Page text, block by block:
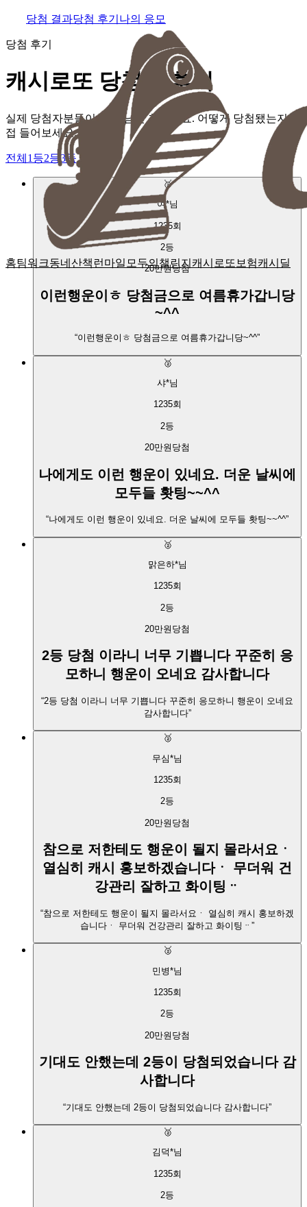
홈팀워크동네산책 런마일 모두의챌린지 캐시로또 보험캐시딜
당첨 결과당첨 후기 나의 응모
당첨 후기
캐시로또 당첨자 후기
실제 당첨자분들이 직접 남긴 후기예요. 어떻게 당첨됐는지 직
접 들어보세요.
전체 1등2등 3등
🥈
여*님
1235회
2등
20만원당첨
이런행운이ㅎ 당첨금으로 여름휴가갑니당
~^^
“이런행운이ㅎ 당첨금으로 여름휴가갑니당~^^”
🥈
샤*님
1235회
2등
20만원 당첨
나에게도 이런 행운이 있네요. 더운 날씨에
모두들 홧팅~~^^
“ 나에게도 이런 행운이 있네요. 더운 날씨에 모두들 홧팅~~^^”
🥈
맑은하*님
1235회
2등
20만원 당첨
2등 당첨 이라니 너무 기쁩니다 꾸준히 응
모하니 행운이 오네요 감사합니다
“2등 당첨 이라니 너무 기쁩니다 꾸준히 응모하니 행운이 오네요
감사합니다”
🥈
무심*님
1235회
2등
20만원 당첨
참으로 저한테도 행운이 될지 몰라서요ㆍ
열심히 캐시 홍보하겠습니다ㆍ 무더워 건
강관리 잘하고 화이팅ᆢ
“참으로 저한테도 행운이 될지 몰라서요ㆍ 열심히 캐시 홍보하겠
습니다ㆍ 무더워 건강관리 잘하고 화이팅ᆢ ”
🥈
민병*님
1235회
2등
20만원 당첨
기대도 안했는데 2등이 당첨되었습니다 감
사합니다
“기대도 안했는데 2등이 당첨되었습니다 감사합니다”
🥈
김덕*님
1235회
2등